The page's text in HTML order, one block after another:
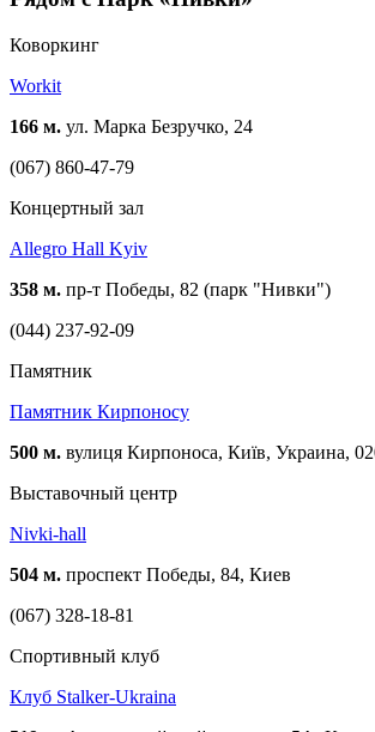
Коворкинг
Workit
166 м. ул. Марка Безручко, 24
(067) 860-47-79
Концертный зал
Allegro Hall Kyiv
358 м. пр-т Победы, 82 (парк "Нивки")
(044) 237-92-09
Памятник
Памятник Кирпоносу
500 м. вулиця Кирпоноса, Київ, Украина,
Выставочный центр
Nivki-hall
504 м. проспект Победы, 84, Киев
(067) 328-18-81
Спортивный клуб
Клуб Stalker-Ukraina